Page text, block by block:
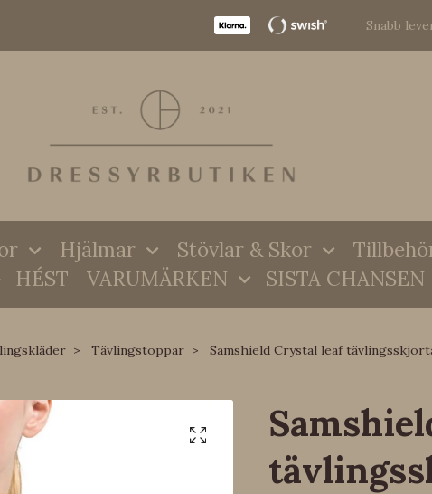
Snabb
Hjälmar Stövlar & Skor
HÉST VARUMÄRKEN SISTA CHANSEN
Tävlingstoppar Samshield Crystal leaf